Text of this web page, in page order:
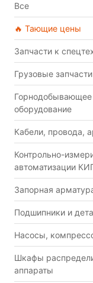
Все
🔥 Тающие цены
Запчасти к
Грузовые запчасти
оборудование
Кабели, провода,
Контрольно-
автоматизации
Запорная
Подшипники и
Насосы,
Шкафы
аппараты